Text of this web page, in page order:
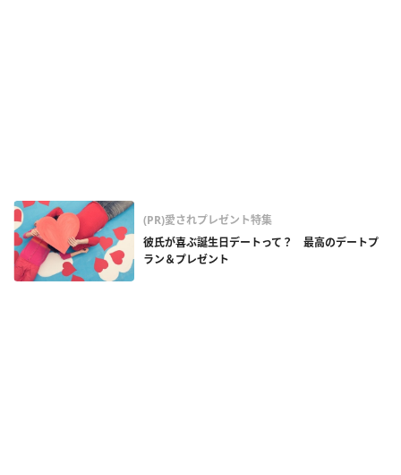
(PR)愛されプレゼント特集
彼氏が喜ぶ誕生日デートって？ 最高のデートプ
ラン＆プレゼント